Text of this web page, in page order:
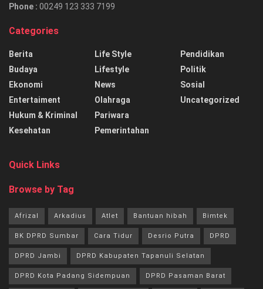
Phone : 00249 123 333 7199
Categories
Berita
Budaya
Ekonomi
Entertaiment
Hukum & Kriminal
Kesehatan
Life Style
Lifestyle
News
Olahraga
Pariwara
Pemerintahan
Pendidikan
Politik
Sosial
Uncategorized
Quick Links
Browse by Tag
Afrizal Arkadius Atlet Bantuan hibah Bimtek
BK DPRD Sumbar Cara Tidur Desrio Putra DPRD
DPRD Jambi DPRD Kabupaten Tapanuli Selatan
DPRD Kota Padang Sidempuan DPRD Pasaman Barat